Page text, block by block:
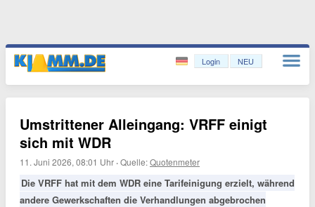
Login NEU
Umstrittener Alleingang: VRFF einigt
sich mit WDR
11. Juni 2026, 08:01 Uhr ·Quelle:Quotenmeter
Die VRFF hat mit dem WDR eine Tarifeinigung erzielt, während
andere Gewerkschaften die Verhandlungen abgebrochen